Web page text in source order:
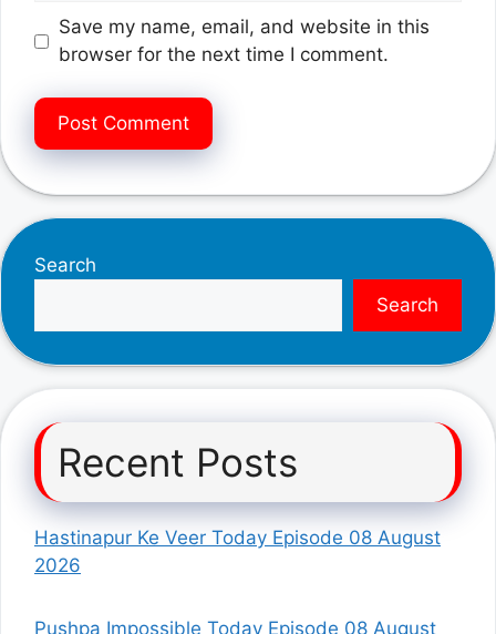
Save my name, email, and website in this
browser for the next time I comment.
Search
Search
Recent Posts
Hastinapur Ke Veer Today Episode 08 August
2026
Pushpa Impossible Today Episode 08 August